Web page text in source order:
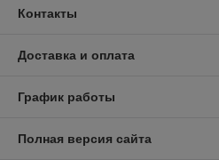
Контакты
Доставка и оплата
График работы
Полная версия сайта